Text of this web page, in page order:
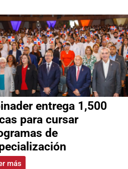
entrega 1,500
para cursar
de
más